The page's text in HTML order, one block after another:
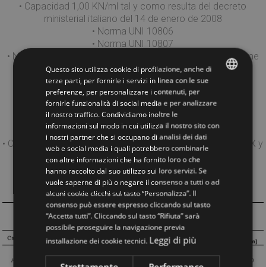
• Capacidad 1,00 KN/ml tal y como resulta del decreto
ministerial italiano del 14 de enero de 2008
• Norma UNI 10806
• Norma UNI 10807
• Norma UNI 10808 (Excluida la Chrome) (Incluida la Chrome
en Esperia).
Certificación sobre los productos:
• FSC 100% (License Code FSC-C108913) para todos los
productos de haya
• Conformidad conla norma UNI EN 14975 para entrantes ZX y
tipo D y Zenith.
• Certificación Sistema de Calidad 9001:2008
Servicios
Página en construcción
Questo sito utilizza cookie di profilazione, anche di
terze parti, per fornirle i servizi in linea con le sue
preferenze, per personalizzare i contenuti, per
fornirle funzionalità di social media e per analizzare
il nostro traffico. Condividiamo inoltre le
informazioni sul modo in cui utilizza il nostro sito con
i nostri partner che si occupano di analisi dei dati
web e social media i quali potrebbero combinarle
con altre informazioni che ha fornito loro o che
hanno raccolto dal suo utilizzo sui loro servizi. Se
vuole saperne di più o negare il consenso a tutti o ad
alcuni cookie clicchi sul tasto “Personalizza”. Il
consenso può essere espresso cliccando sul tasto
“Accetta tutti”. Cliccando sul tasto “Rifiuta” sarà
possibile proseguire la navigazione previa
installazione dei cookie tecnici. Leggi di più